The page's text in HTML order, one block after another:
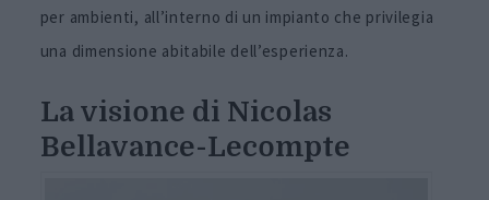
per ambienti, all’interno di un impianto che privilegia
una dimensione abitabile dell’esperienza.
La visione di Nicolas
Bellavance-Lecompte